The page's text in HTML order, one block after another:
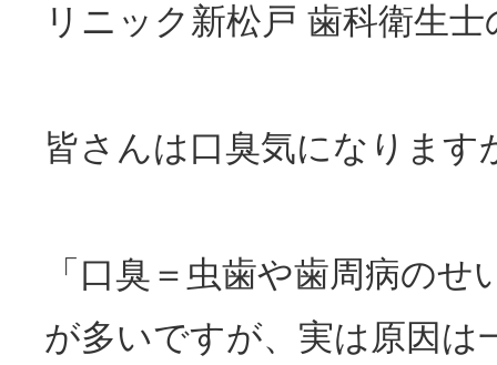
リニック新松戸 歯科衛生
皆さんは口臭気になります
「 口臭 ＝虫歯や歯周病のせ
が多いですが、実は原因は